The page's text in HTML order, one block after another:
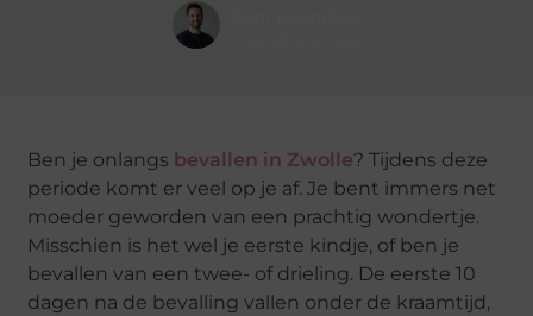
Ben je onlangs bevallen in Zwolle? Tijdens deze
periode komt er veel op je af. Je bent immers net
moeder geworden van een prachtig wondertje.
Misschien is het wel je eerste kindje, of ben je
bevallen van een twee- of drieling. De eerste 10
dagen na de bevalling vallen onder de kraamtijd,